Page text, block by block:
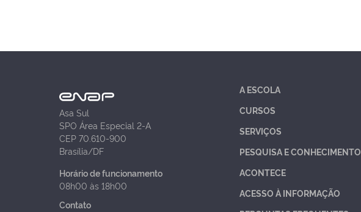
Asa Sul
SPO Área Especial 2-A
CEP 70.610-900
Brasília/DF
Horário de funcionamento
08h00 às 18h00
Contato
A ESCOLA
CURSOS
SERVIÇOS
PESQUISA E CONHECIMENTO
ACONTECE
ACESSO À INFORMAÇÃO